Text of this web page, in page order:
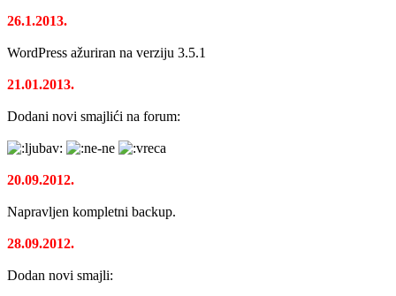
26.1.2013.
WordPress ažuriran na verziju 3.5.1
21.01.2013.
Dodani novi smajlići na forum:
20.09.2012.
Napravljen kompletni backup.
28.09.2012.
Dodan novi smajli: